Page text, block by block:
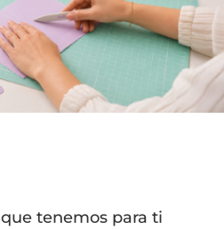
que tenemos para ti